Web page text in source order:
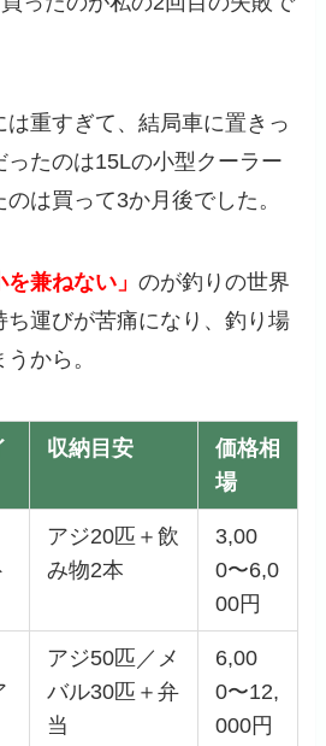
重すぎて、結局車に置きっ
ったのは15Lの小型クーラー
は買って3か月後でした。
を兼ねない」のが釣りの世界
ち運びが苦痛になり、釣り場
から。
収納目安
価格相
場
アジ20匹＋飲
み物2本
3,00
0〜6,0
00円
アジ50匹／メ
バル30匹＋弁
当
6,00
0〜12,
000円